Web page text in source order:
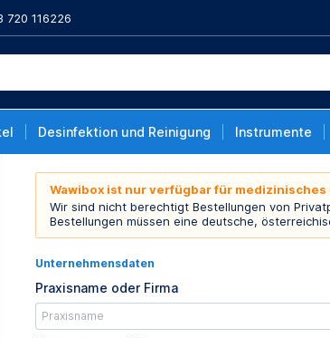
720 116226
Desinfektion und Reinigung Instrumente
Wawibox ist nur verfügbar für medizinisches
Wir sind nicht berechtigt Bestellungen von
Bestellungen müssen eine deutsche,
Unternehmensdaten
Praxisname oder Firma